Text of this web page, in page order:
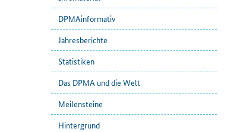
DPMAinformativ
Jahresberichte
Statistiken
Das DPMA und die Welt
Meilensteine
Hintergrund